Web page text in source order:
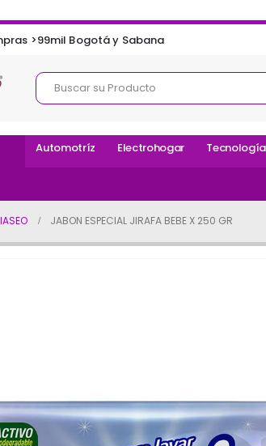
>99mil Bogotá y Sabana
Automotríz Electrohogar Tecnología
JABON ESPECIAL JIRAFA BEBE X 250 GR